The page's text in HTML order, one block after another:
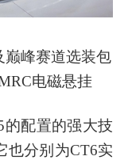
巅峰赛道选装包
电磁悬挂
的配置的强大技
也分别为CT6实